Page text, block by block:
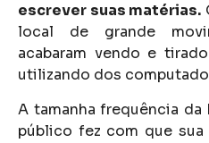
escrever suas matérias.
local de grande
acabaram vendo e
utilizando dos
A tamanha frequência
público fez com que sua